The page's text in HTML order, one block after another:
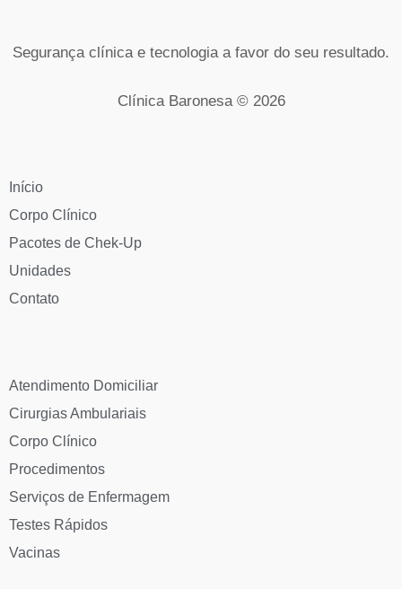
Segurança clínica e tecnologia a favor do seu resultado.
Clínica Baronesa © 2026
Início
Corpo Clínico
Pacotes de Chek-Up
Unidades
Contato
Atendimento Domiciliar
Cirurgias Ambulariais
Corpo Clínico
Procedimentos
Serviços de Enfermagem
Testes Rápidos
Vacinas